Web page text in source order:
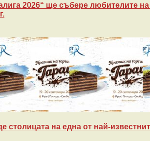
2026“ ще събере любителите
столицата на една от най-